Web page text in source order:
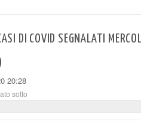
DI COVID SEGNALATI
20:28
sotto